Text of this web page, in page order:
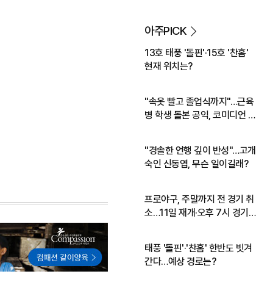
아주PICK
13호 태풍 '돌핀'·15호 '찬홈'
현재 위치는?
"속옷 빨고 졸업식까지"…근육
병 학생 돌본 공익, 코미디언 김
"경솔한 언행 깊이 반성"…고개
숙인 신동엽, 무슨 일이길래?
프로야구, 주말까지 전 경기 취
소…11일 재개·오후 7시 경기
태풍 '돌핀'·'찬홈' 한반도 빗겨
간다…예상 경로는?